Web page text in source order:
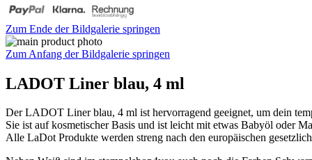
Zum Ende der Bildgalerie springen
Zum Anfang der Bildgalerie springen
LADOT Liner blau, 4 ml
Der LADOT Liner blau, 4 ml ist hervorragend geeignet, um dein
Sie ist auf kosmetischer Basis und ist leicht mit etwas Babyöl oder
Alle LaDot Produkte werden streng nach den europäischen